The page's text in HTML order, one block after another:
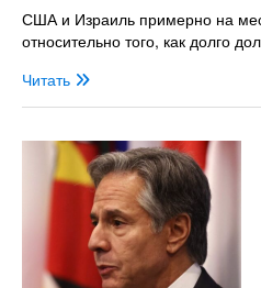
США и Израиль примерно на
относительно того, как долго
Читать